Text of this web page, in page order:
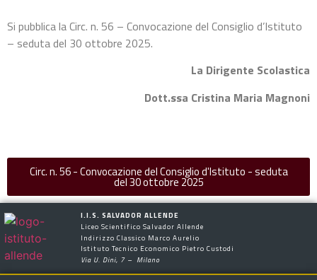
Si pubblica la Circ. n. 56 – Convocazione del Consiglio d’Istituto
– seduta del 30 ottobre 2025.
La Dirigente Scolastica
Dott.ssa Cristina Maria Magnoni
Circ. n. 56 - Convocazione del Consiglio d'Istituto - seduta
del 30 ottobre 2025
I.I.S. SALVADOR ALLENDE
Liceo Scientifico Salvador Allende
Indirizzo Classico Marco Aurelio
Istituto Tecnico Economico Pietro Custodi
Via U. Dini, 7 – Milano